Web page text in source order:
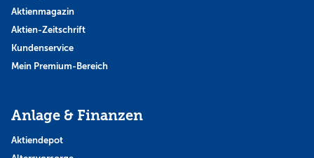
Aktienmagazin
Aktien-Zeitschrift
Kundenservice
Mein Premium-Bereich
Anlage & Finanzen
Aktiendepot